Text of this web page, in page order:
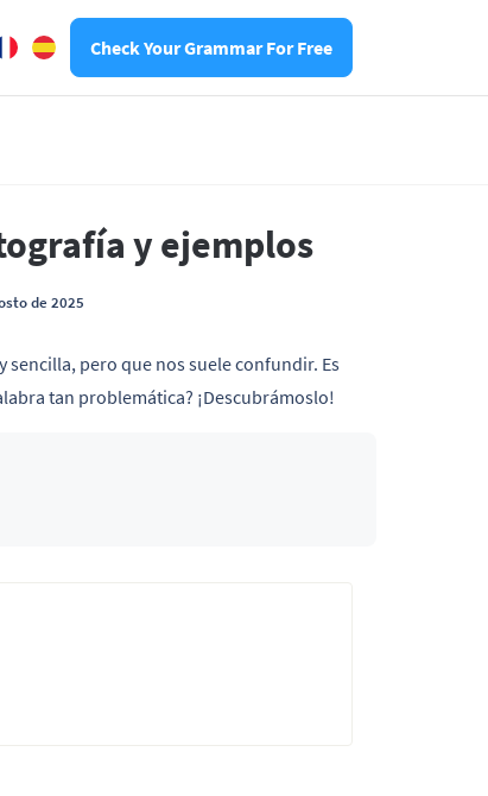
Check Your Grammar For Free
y ejemplos
de 2025
sencilla, pero que nos suele confundir. Es
tan problemática? ¡Descubrámoslo!